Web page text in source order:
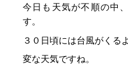
今日も天気が不順の中
す。
３０日頃には台風がくる
変な天気ですね。